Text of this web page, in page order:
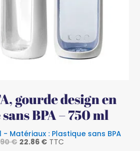
gourde design en
BPA – 750 ml
Matériaux : Plastique sans BPA
€ Le
22.86 €LeTTC